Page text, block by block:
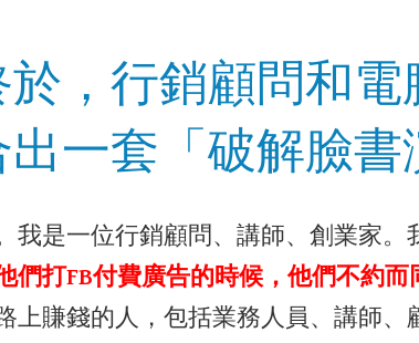
於，行銷顧問和電
一套「破解臉書
我是一位行銷顧問、講師、創業家
們打FB付費廣告的時候，他們不約
上賺錢的人，包括業務人員、講師